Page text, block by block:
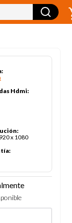
:
Hdmi:
:
x 1080
: